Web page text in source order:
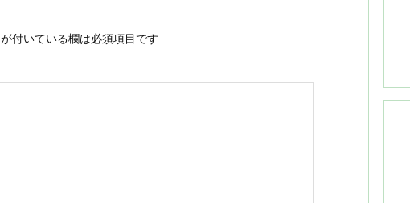
が付いている欄は必須項目です